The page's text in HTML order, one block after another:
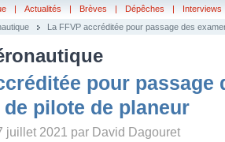
| Actualités | Brèves | Dépêches |
Interviews
La FFVP accréditée pour passage des
pour passage
pilote de planeur
juillet 2021 par David Dagouret